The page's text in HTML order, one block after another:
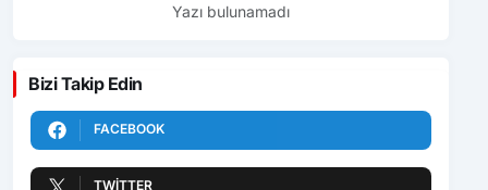
Yazı bulunamadı
Bizi Takip Edin
FACEBOOK
TWITTER